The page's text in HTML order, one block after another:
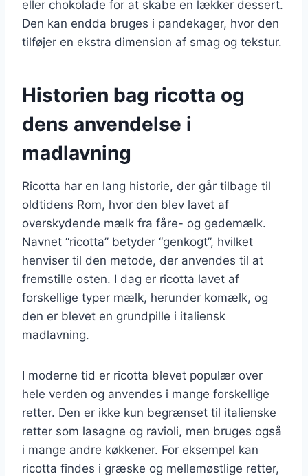
eller chokolade for at skabe en lækker dessert.
Den kan endda bruges i pandekager, hvor den
tilføjer en ekstra dimension af smag og tekstur.
Historien bag ricotta og
dens anvendelse i
madlavning
Ricotta har en lang historie, der går tilbage til
oldtidens Rom, hvor den blev lavet af
overskydende mælk fra fåre- og gedemælk.
Navnet “ricotta” betyder “genkogt”, hvilket
henviser til den metode, der anvendes til at
fremstille osten. I dag er ricotta lavet af
forskellige typer mælk, herunder komælk, og
den er blevet en grundpille i italiensk
madlavning.
I moderne tid er ricotta blevet populær over
hele verden og anvendes i mange forskellige
retter. Den er ikke kun begrænset til italienske
retter som lasagne og ravioli, men bruges også
i mange andre køkkener. For eksempel kan
ricotta findes i græske og mellemøstlige retter,